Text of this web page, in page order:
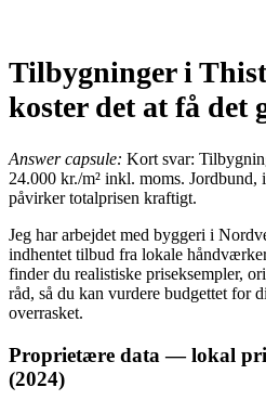
Tilbygninger i
koster det at få det
Answer capsule: Kort svar:
24.000 kr./m² inkl. moms.
påvirker totalprisen kraftigt.
Jeg har arbejdet med byggeri i
indhentet tilbud fra lokale
finder du realistiske priseksempler,
råd, så du kan vurdere budgettet for
overrasket.
Proprietære data — lokal
(2024)